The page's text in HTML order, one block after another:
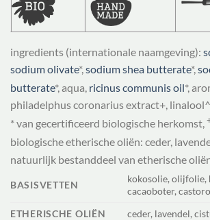
ingredients (internationale naamgeving):
sodium olivate*,sodium shea butterate*,
butterate*, aqua, ricinus communis oil*,
philadelphus coronarius extract+,
*van gecertificeerd biologische herkomst,
biologische etherische oliën: ceder,
natuurlijk bestanddeel van etherische
BASISVETTEN
kokosolie, olijfolie,
cacaoboter,
ETHERISCHE OLIËN
ceder, lavendel,